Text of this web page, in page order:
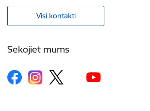
Visi kontakti
Sekojiet mums